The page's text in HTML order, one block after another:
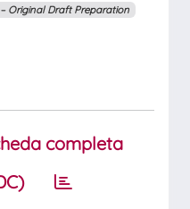
Original Draft Preparation
completa